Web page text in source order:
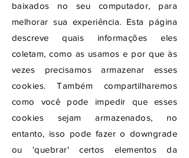
baixados no seu computador, para
melhorar sua experiência. Esta página
descreve quais informações eles
coletam, como as usamos e por que às
vezes precisamos armazenar esses
cookies. Também compartilharemos
como você pode impedir que esses
cookies sejam armazenados, no
entanto, isso pode fazer o downgrade
ou 'quebrar' certos elementos da